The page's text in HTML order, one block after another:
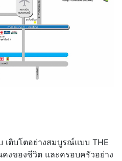
เติบโตอย่างสมบูรณ์แบบ THE
งของชีวิต และครอบครัวอย่าง